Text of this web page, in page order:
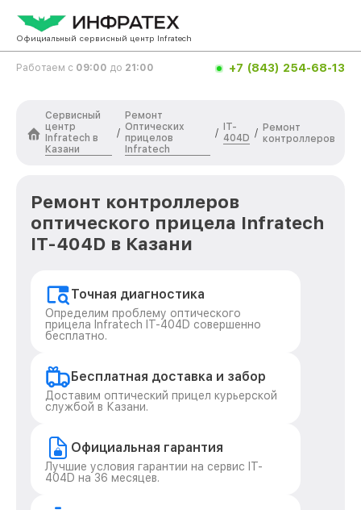
Официальный сервисный центр Infratech
Работаем с 09:00 до 21:00 +7 (843) 254-68-13
Сервисный
центр
Infratech в
Казани
/
Ремонт
Оптических
прицелов
Infratech
/
IT-
404D / Ремонт
контроллеров
Ремонт контроллеров
оптического прицела Infratech
IT-404D в Казани
Точная диагностика
Определим проблему оптического
прицела Infratech IT-404D совершенно
бесплатно.
Бесплатная доставка и забор
Доставим оптический прицел курьерской
службой в Казани.
Официальная гарантия
Лучшие условия гарантии на сервис IT-
404D на 36 месяцев.